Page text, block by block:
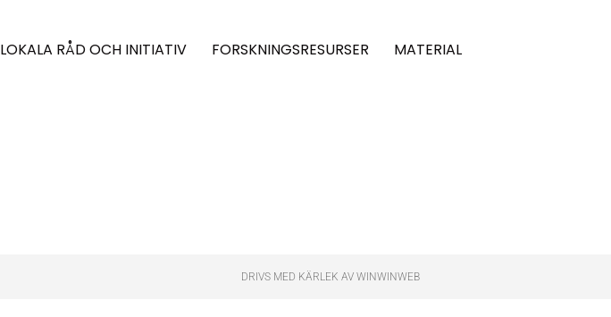
LOKALA RÅD OCH INITIATIV FORSKNINGSRESURSER MATERIAL
DRIVS MED KÄRLEK AV WINWINWEB